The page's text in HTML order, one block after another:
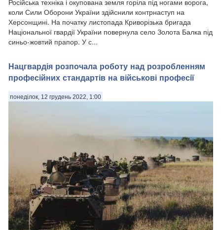
коли Сили Оборони України здійснили контрнаступ на
Херсонщині. На початку листопада Криворізька бригада
Національної гвардії України повернула село Золота Балка під
синьо-жовтий прапор. У с...
Нацгвардія розпочала роботу над розробленням
професійних стандартів на військові професії
понеділок, 12 грудень 2022, 1:00